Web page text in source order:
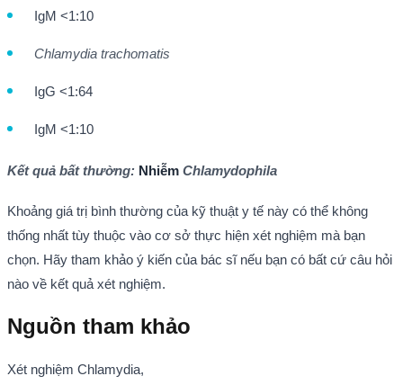
IgM <1:10
Chlamydia trachomatis
IgG <1:64
IgM <1:10
Kết quả bất thường: Nhiễm Chlamydophila
Khoảng giá trị bình thường của kỹ thuật y tế này có thể không
thống nhất tùy thuộc vào cơ sở thực hiện xét nghiệm mà bạn
chọn. Hãy tham khảo ý kiến của bác sĩ nếu bạn có bất cứ câu hỏi
nào về kết quả xét nghiệm.
Nguồn tham khảo
Xét nghiệm Chlamydia,